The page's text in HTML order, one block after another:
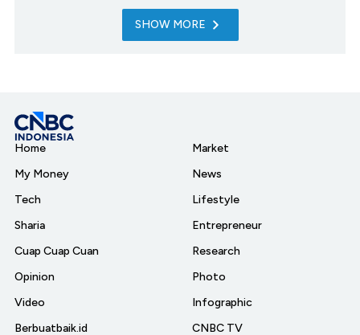
SHOW MORE
Home
My Money
Tech
Sharia
Cuap Cuap Cuan
Opinion
Video
Berbuatbaik.id
Market
News
Lifestyle
Entrepreneur
Research
Photo
Infographic
CNBC TV